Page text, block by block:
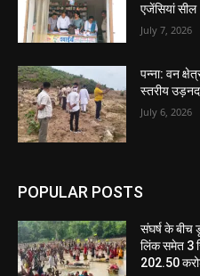
एजेंसियां सील
July 7, 2026
पन्ना: वन
स्तरीय
July 6, 2026
POPULAR POSTS
संघर्ष के बीच
लिंक समेत 3
202.50